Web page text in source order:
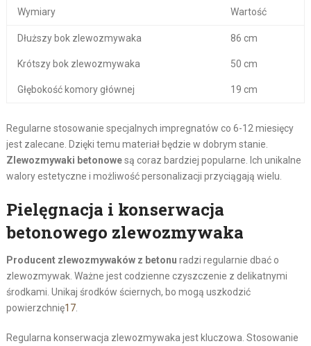
Wymiary Wartość
Dłuższy bok zlewozmywaka 86 cm
Krótszy bok zlewozmywaka 50 cm
Głębokość komory głównej 19 cm
Regularne stosowanie specjalnych impregnatów co 6-12 miesięcy
jest zalecane. Dzięki temu materiał będzie w dobrym stanie.
Zlewozmywaki betonowesą coraz bardziej popularne. Ich unikalne
walory estetyczne i możliwość personalizacji przyciągają wielu.
Pielęgnacja i konserwacja
betonowego zlewozmywaka
Producent zlewozmywaków z betonu radzi regularnie dbać o
zlewozmywak. Ważne jest codzienne czyszczenie z delikatnymi
środkami. Unikaj środków ściernych, bo mogą uszkodzić
powierzchnię17.
Regularna konserwacja zlewozmywaka jest kluczowa. Stosowanie